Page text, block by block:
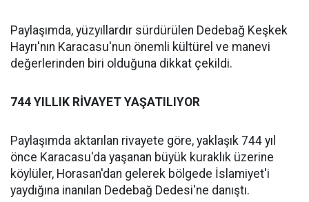
Paylaşımda, yüzyıllardır sürdürülen Dedebağ Keşkek
Hayrı'nın Karacasu'nun önemli kültürel ve manevi
değerlerinden biri olduğuna dikkat çekildi.
744 YILLIK RİVAYET YAŞATILIYOR
Paylaşımda aktarılan rivayete göre, yaklaşık 744 yıl
önce Karacasu'da yaşanan büyük kuraklık üzerine
köylüler, Horasan'dan gelerek bölgede İslamiyet'i
yaydığına inanılan Dedebağ Dedesi'ne danıştı.